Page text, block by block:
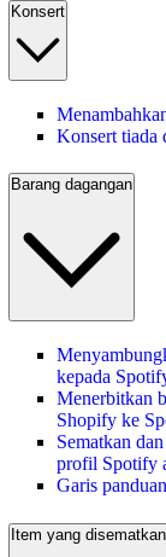
Konsert
Konsert tiada
Barang dagangan
kepada
Menerbitkan
Shopify ke
Sematkan
profil Spotify
Garis
Item yang